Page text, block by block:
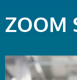
ZOOM